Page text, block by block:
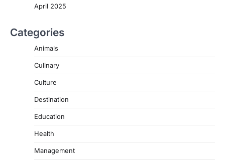
April 2025
Categories
Animals
Culinary
Culture
Destination
Education
Health
Management